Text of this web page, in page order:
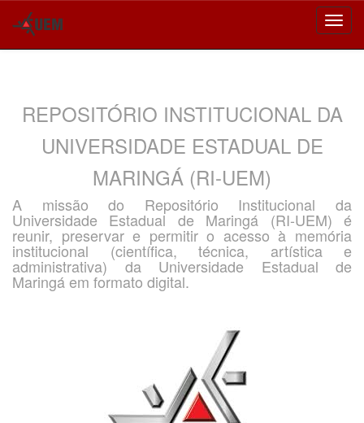
REPOSITÓRIO INSTITUCIONAL DA
UNIVERSIDADE ESTADUAL DE
MARINGÁ (RI-UEM)
A missão do Repositório Institucional da
Universidade Estadual de Maringá (RI-UEM) é
reunir, preservar e permitir o acesso à memória
institucional (científica, técnica, artística e
administrativa) da Universidade Estadual de
Maringá em formato digital.